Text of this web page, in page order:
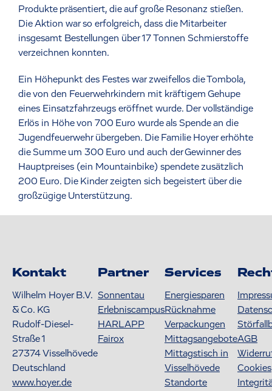
Produkte präsentiert, die auf große Resonanz stießen.
Die Aktion war so erfolgreich, dass die Mitarbeiter
insgesamt Bestellungen über 17 Tonnen Schmierstoffe
verzeichnen konnten.
Ein Höhepunkt des Festes war zweifellos die Tombola,
die von den Feuerwehrkindern mit kräftigem Gehupe
eines Einsatzfahrzeugs eröffnet wurde. Der vollständige
Erlös in Höhe von 700 Euro wurde als Spende an die
Jugendfeuerwehr übergeben. Die Familie Hoyer erhöhte
die Summe um 300 Euro und auch der Gewinner des
Hauptpreises (ein Mountainbike) spendete zusätzlich
200 Euro. Die Kinder zeigten sich begeistert über die
großzügige Unterstützung.
Kontakt
Wilhelm Hoyer B.V.
& Co. KG
Rudolf-Diesel-
Straße 1
27374Visselhövede
Deutschland
www.hoyer.de
Partner
Sonnentau
Erlebniscampus
HARLAPP
Fairox
Services
Energiesparen
Rücknahme
Verpackungen
Mittagsangebote
Mittagstisch in
Visselhövede
Standorte
AGB
Cookies